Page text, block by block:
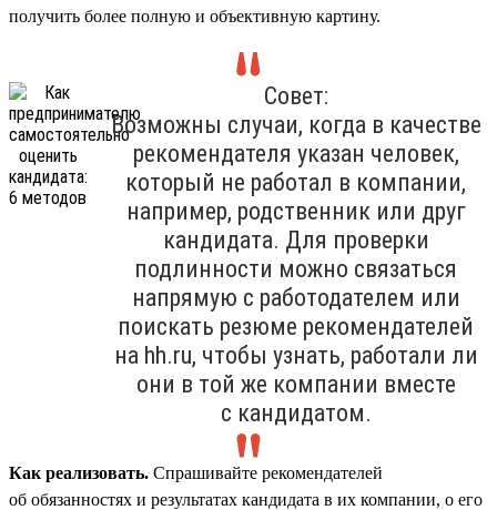
получить более полную и объективную картину.
Совет:
Возможны случаи, когда в качестве
рекомендателя указан человек,
который не работал в компании,
например, родственник или друг
кандидата. Для проверки
подлинности можно связаться
напрямую с работодателем или
поискать резюме рекомендателей
на hh.ru, чтобы узнать, работали ли
они в той же компании вместе
с кандидатом.
Как реализовать. Спрашивайте рекомендателей
об обязанностях и результатах кандидата в их компании, о его